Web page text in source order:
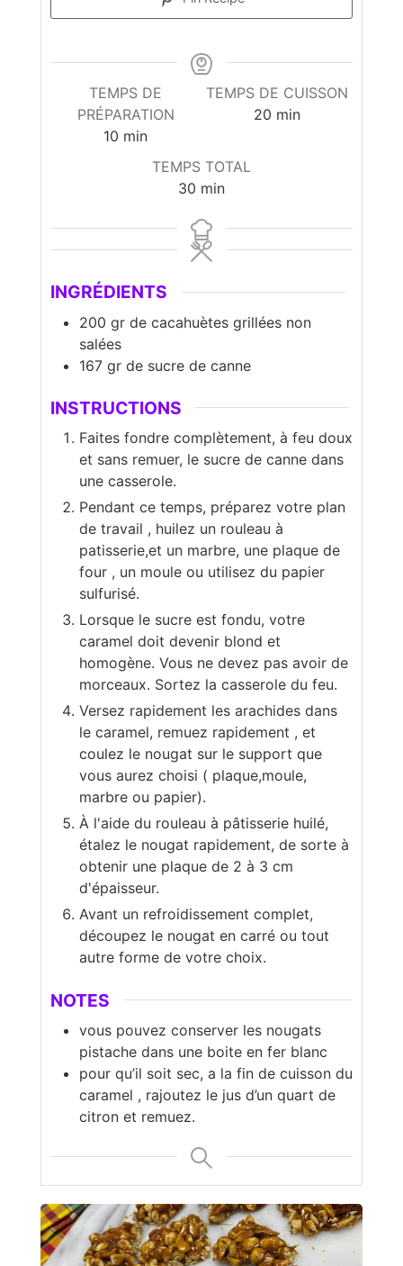
TEMPS DE
PRÉPARATION
10 minutes
min
TEMPS DE CUISSON
20 minutes
min
TEMPS TOTAL
30minutes
min
INGRÉDIENTS
200 gr de cacahuètes grillées non
salées
167 gr de sucre de canne
INSTRUCTIONS
Faites fondre complètement, à feu doux
et sans remuer, le sucre de canne dans
une casserole.
Pendant ce temps, préparez votre plan
de travail , huilez un rouleau à
patisserie,et un marbre, une plaque de
four , un moule ou utilisez du papier
sulfurisé.
Lorsque le sucre est fondu, votre
caramel doit devenir blond et
homogène. Vous ne devez pas avoir de
morceaux. Sortez la casserole du feu.
Versez rapidement les arachides dans
le caramel, remuez rapidement , et
coulez le nougat sur le support que
vous aurez choisi ( plaque,moule,
marbre ou papier).
À l'aide du rouleau à pâtisserie huilé,
étalez le nougat rapidement, de sorte à
obtenir une plaque de 2 à 3 cm
d'épaisseur.
Avant un refroidissement complet,
découpez le nougat en carré ou tout
autre forme de votre choix.
NOTES
vous pouvez conserver les nougats
pistache dans une boite en fer blanc
pour qu’il soit sec, a la fin de cuisson du
caramel , rajoutez le jus d’un quart de
citron et remuez.